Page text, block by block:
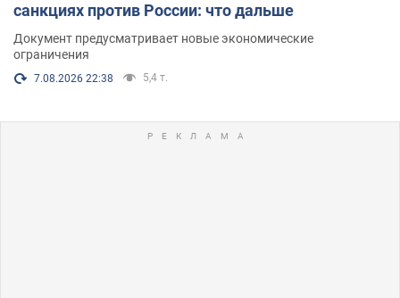
санкциях против России: что дальше
Документ предусматривает новые экономические
ограничения
7.08.2026 22:38 5,4 т.